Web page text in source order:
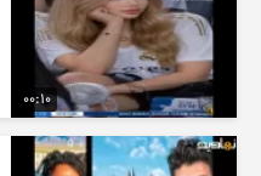
00:10